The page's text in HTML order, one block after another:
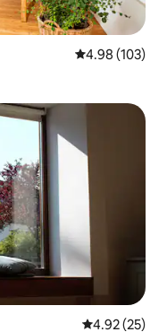
คะแนนเฉลี่ย
4.98 (103)
คะแนนเฉลี่ย
4.92 (25)